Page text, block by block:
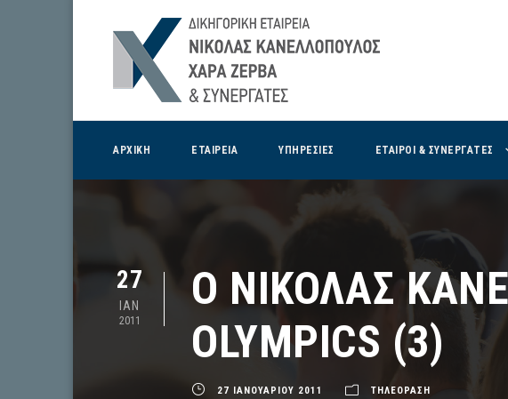
ΑΡΧΙΚΗ ΕΤΑΙΡΕΙΑ ΥΠΗΡΕΣΙΕΣ ΕΤΑΙΡΟΙ & ΣΥΝΕΡΓΑΤΕΣ
27
ΙΑΝ
2011
Ο ΝΙΚΟΛΑΣ
OLYMPICS (3)
27 ΙΑΝΟΥΑΡΙΟΥ 2011 ΤΗΛΕΟΡΑΣΗ